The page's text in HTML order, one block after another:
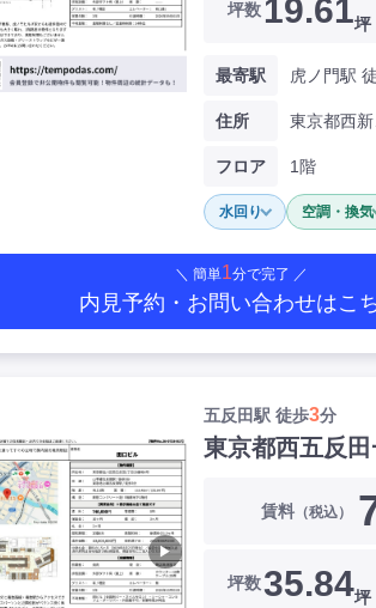
坪数 19.61坪
最寄駅 虎ノ門駅
住所
フロア 1階
水回り 空調・換気
＼ 簡単1分で完了 ／
内見予約・お問い合わせはこ
▶
五反田駅 徒歩3分
東京都西五反
賃料（税込）
坪数35.84坪